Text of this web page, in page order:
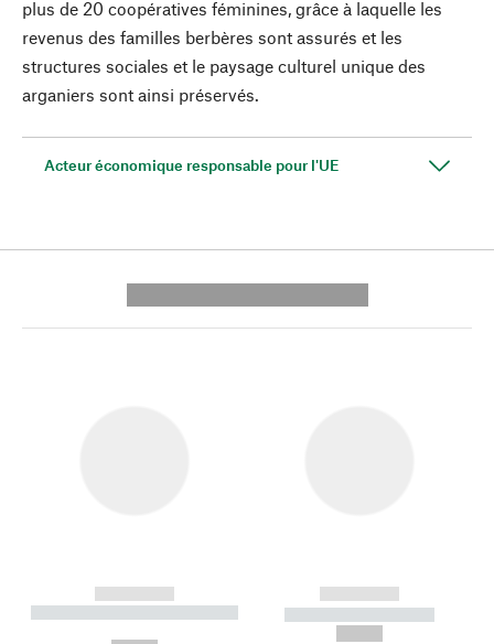
plus de 20 coopératives féminines, grâce à laquelle les
revenus des familles berbères sont assurés et les
structures sociales et le paysage culturel unique des
arganiers sont ainsi préservés.
Acteur économique responsable pour l'UE
------------
----------- ----------- --------
------------
----------- -----------